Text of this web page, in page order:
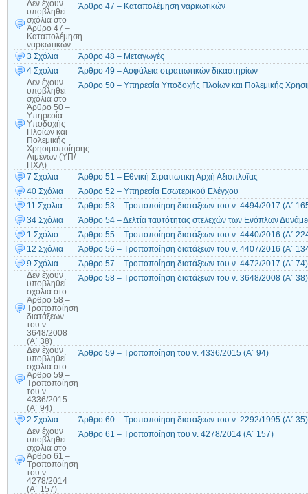
Δεν έχουν
υποβληθεί
σχόλια στο
Άρθρο 47 –
Καταπολέμηση
ναρκωτικών
Άρθρο 47 – Καταπολέμηση ναρκωτικών
3 Σχόλια
Άρθρο 48 – Μεταγωγές
4 Σχόλια
Άρθρο 49 – Ασφάλεια στρατιωτικών δικαστηρίων
Δεν έχουν
υποβληθεί
σχόλια στο
Άρθρο 50 –
Υπηρεσία
Υποδοχής
Πλοίων και
Πολεμικής
Χρησιμοποίησης
Λιμένων (ΥΠ/
ΠΧΛ)
Άρθρο 50 – Υπηρεσία Υποδοχής Πλοίων και Πολεμικής
7 Σχόλια
Άρθρο 51 – Εθνική Στρατιωτική Αρχή Αξιοπλοΐας
40 Σχόλια
Άρθρο 52 – Υπηρεσία Εσωτερικού Ελέγχου
11 Σχόλια
Άρθρο 53 – Τροποποίηση διατάξεων του ν. 4494/2017 (Α΄
34 Σχόλια
Άρθρο 54 – Δελτία ταυτότητας στελεχών των Ενόπλων
1 Σχόλιο
Άρθρο 55 – Τροποποίηση διατάξεων του ν. 4440/2016 (Α΄
12 Σχόλια
Άρθρο 56 – Τροποποίηση διατάξεων του ν. 4407/2016 (Α΄
9 Σχόλια
Άρθρο 57 – Τροποποίηση διατάξεων του ν. 4472/2017 (Α΄ 74)
Δεν έχουν
υποβληθεί
σχόλια στο
Άρθρο 58 –
Τροποποίηση
διατάξεων
του ν.
3648/2008
(Α΄ 38)
Άρθρο 58 – Τροποποίηση διατάξεων του ν. 3648/2008 (Α΄ 38)
Δεν έχουν
υποβληθεί
σχόλια στο
Άρθρο 59 –
Τροποποίηση
του ν.
4336/2015
(Α΄ 94)
Άρθρο 59 – Τροποποίηση του ν. 4336/2015 (Α΄ 94)
2 Σχόλια
Άρθρο 60 – Τροποποίηση διατάξεων του ν. 2292/1995 (Α΄ 35)
Δεν έχουν
υποβληθεί
σχόλια στο
Άρθρο 61 –
Τροποποίηση
του ν.
4278/2014
(Α΄ 157)
Άρθρο 61 – Τροποποίηση του ν. 4278/2014 (Α΄ 157)